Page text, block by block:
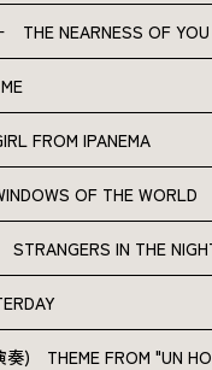
THE NEARNESS OF YOU
FROM IPANEMA
OF THE WORLD
IN THE
) THEME FROM "UN